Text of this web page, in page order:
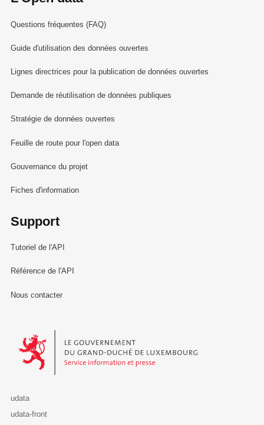
Questions fréquentes (FAQ)
Guide d'utilisation des données ouvertes
Lignes directrices pour la publication de données ouvertes
Demande de réutilisation de données publiques
Stratégie de données ouvertes
Feuille de route pour l'open data
Gouvernance du projet
Fiches d'information
Support
Tutoriel de l'API
Référence de l'API
Nous contacter
Le Gouvernement du Grand-Duché de Luxembourg - Service
udata
udata-front